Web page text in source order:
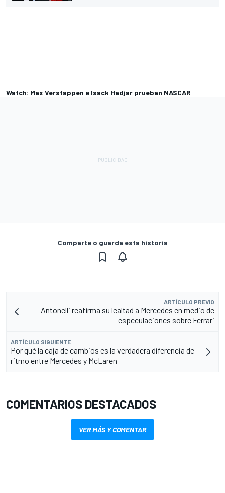
Watch: Max Verstappen e Isack Hadjar prueban NASCAR
Comparte o guarda esta historia
ARTÍCULO PREVIO
Antonelli reafirma su lealtad a Mercedes en medio de
especulaciones sobre Ferrari
ARTÍCULO SIGUIENTE
Por qué la caja de cambios es la verdadera diferencia de
ritmo entre Mercedes y McLaren
COMENTARIOS DESTACADOS
VER MÁS Y COMENTAR